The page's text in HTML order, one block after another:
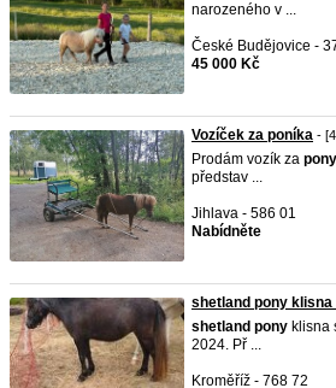
narozeného v ...
České Budějovice -
45 000 Kč
Vozíček za poníka -
Prodám vozík za pony
představ ...
Jihlava - 586 01
Nabídněte
shetland pony klisna
shetland pony klisna
2024. Př ...
Kroměříž - 768 72